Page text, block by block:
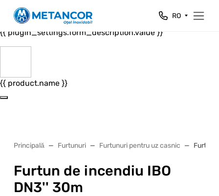
Close
{{ plugin_settings.form_header.value }}
{{ plugin_settings.form_description.value }}
{{ product.name }}
RO
Principală Furtunuri Furtunuri pentru uz casnic Furtun
Furtun de incendiu IBO
DN3'' 30m